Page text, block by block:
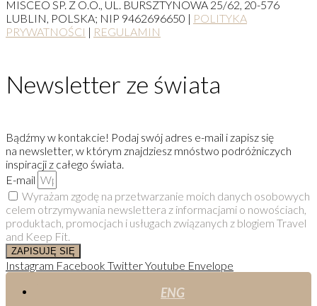
MISCEO SP. Z O.O., UL. BURSZTYNOWA 25/62, 20-576
LUBLIN, POLSKA; NIP 9462696650 | POLITYKA
PRYWATNOŚCI | REGULAMIN
Newsletter ze świata
Bądźmy w kontakcie! Podaj swój adres e-mail i zapisz się
na newsletter, w którym znajdziesz mnóstwo podróżniczych
inspiracji z całego świata.
E-mail
Wyrażam zgodę na przetwarzanie moich danych osobowych
celem otrzymywania newslettera z informacjami o nowościach,
produktach, promocjach i usługach związanych z blogiem Travel
and Keep Fit.
ZAPISUJĘ SIĘ
Instagram Facebook TwitterYoutube Envelope
ENG